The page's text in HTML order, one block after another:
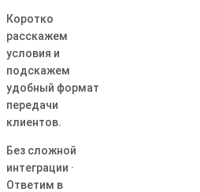
Коротко
расскажем
условия и
подскажем
удобный формат
передачи
клиентов.
Без сложной
интеграции ·
Ответим в